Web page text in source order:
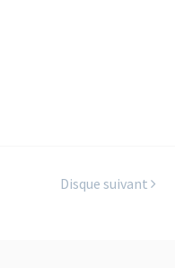
Disque suivant